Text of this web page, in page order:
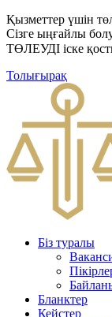
Қызметтер үшін
Сізге ыңғайлы
ТӨЛЕУДІ іске
Толығырақ
Біз туралы
Бланктер
Кейстер